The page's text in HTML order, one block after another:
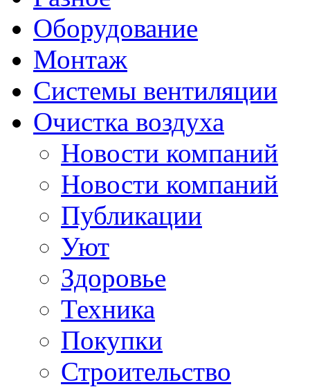
Оборудование
Монтаж
Системы вентиляции
Очистка воздуха
Новости компаний
Новости компаний
Публикации
Уют
Здоровье
Техника
Покупки
Строительство